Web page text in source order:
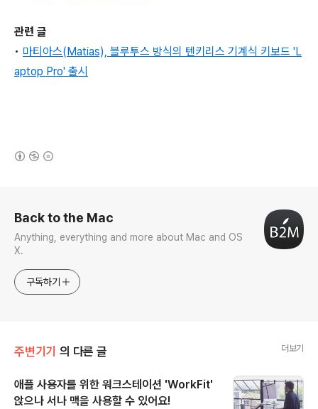
관련 글
• 마티아스(Matias), 블루투스 방식의 텐키리스 기계식 키보드 'L
aptop Pro' 출시
Back to the Mac
Anything, everything and more about Mac and OS
X.
구독하기
주변기기 의 다른 글 더보기
애플 사용자를 위한 워크스테이션 'WorkFit'
앉으나 서나 맥을 사용할 수 있어요!